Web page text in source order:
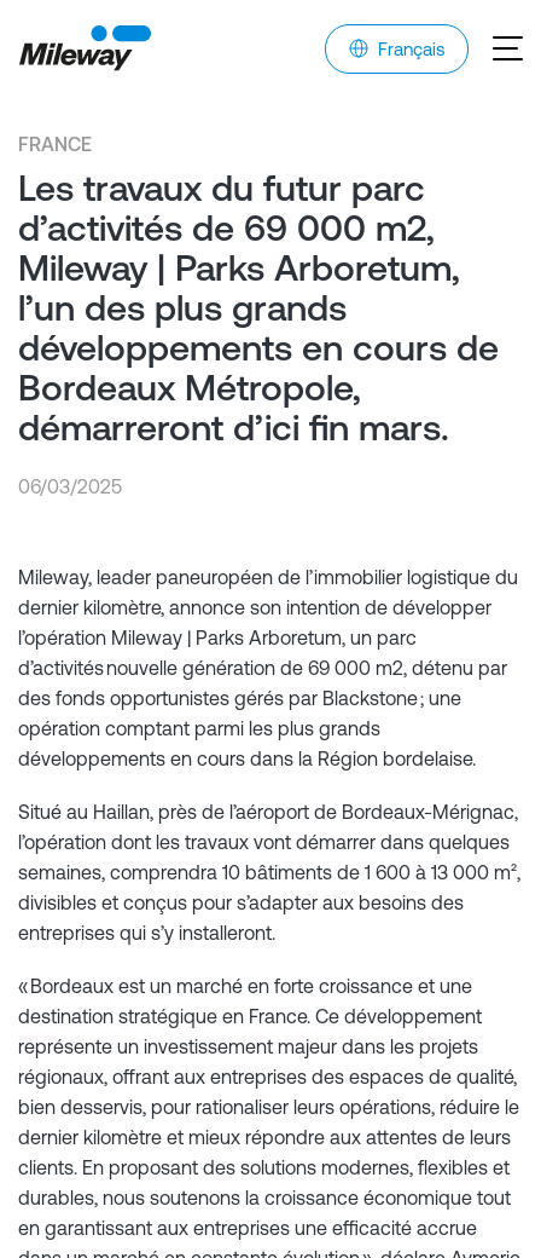
Français
FRANCE
Les travaux du futur parc
d’activités de 69 000 m2,
Mileway | Parks Arboretum,
l’un des plus grands
développements en cours de
Bordeaux Métropole,
démarreront d’ici fin mars.
06/03/2025
Mileway, leader paneuropéen de l’immobilier logistique du
dernier kilomètre, annonce son intention de développer
l’opération Mileway | Parks Arboretum, un parc
d’activités nouvelle génération de 69 000 m2, détenu par
des fonds opportunistes gérés par Blackstone ; une
opération comptant parmi les plus grands
développements en cours dans la Région bordelaise.
Situé au Haillan, près de l’aéroport de Bordeaux-Mérignac,
l’opération dont les travaux vont démarrer dans quelques
semaines, comprendra 10 bâtiments de 1 600 à 13 000 m²,
divisibles et conçus pour s’adapter aux besoins des
entreprises qui s’y installeront.
« Bordeaux est un marché en forte croissance et une
destination stratégique en France. Ce développement
représente un investissement majeur dans les projets
régionaux, offrant aux entreprises des espaces de qualité,
bien desservis, pour rationaliser leurs opérations, réduire le
dernier kilomètre et mieux répondre aux attentes de leurs
clients. En proposant des solutions modernes, flexibles et
durables, nous soutenons la croissance économique tout
en garantissant aux entreprises une efficacité accrue